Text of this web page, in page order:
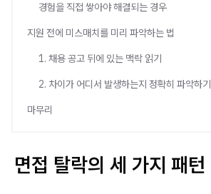
경험을 직접 쌓아야 해결되는 경우
지원 전에 미스매치를 미리 파악하는 법
1. 채용 공고 뒤에 있는 맥락 읽기
2. 차이가 어디서 발생하는지 정확히 파악하기
마무리
면접 탈락의 세 가지 패턴